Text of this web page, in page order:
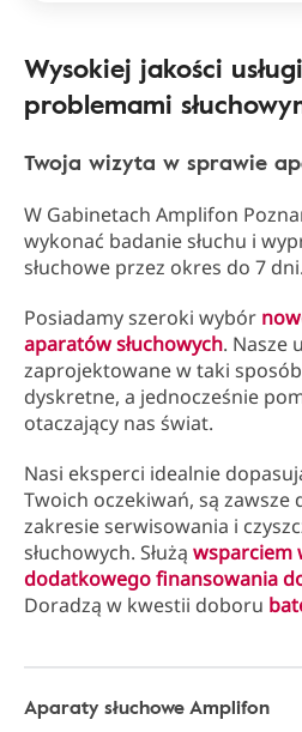
Wysokiej jakości
problemami
Twoja wizyta w sprawie
W Gabinetach Amplifon
wykonać badanie słuchu i
słuchowe przez okres do 7 dni.
Posiadamy szeroki wybór
aparatów słuchowych. Nasze
zaprojektowane w taki
dyskretne, a jednocześnie
otaczający nas świat.
Nasi eksperci idealnie
Twoich oczekiwań, są zawsze
zakresie serwisowania i
słuchowych. Służą wsparciem
dodatkowego finansowania
Doradzą w kwestii doboru
Aparaty słuchowe Amplifon